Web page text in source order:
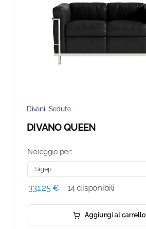
Divani, Sedute
DIVANO QUEEN
Noleggio per:
331,25 € 14 disponibili
Aggiungi al carrello